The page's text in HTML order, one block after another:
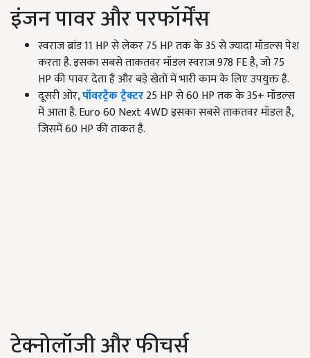
इंजन पावर और परफॉर्मेंस
स्वराज ब्रांड 11 HP से लेकर 75 HP तक के 35 से ज्यादा मॉडल्स पेश
करता है. इसका सबसे ताकतवर मॉडल स्वराज 978 FE है, जो 75
HP की पावर देता है और बड़े खेतों में भारी काम के लिए उपयुक्त है.
दूसरी ओर,पॉवरट्रैक ट्रैक्टर25 HP से 60 HP तक के 35+ मॉडल्स
में आता है. Euro 60 Next 4WD इसका सबसे ताकतवर मॉडल है,
जिसमें 60 HP की ताकत है.
टेक्नोलॉजी और फीचर्स